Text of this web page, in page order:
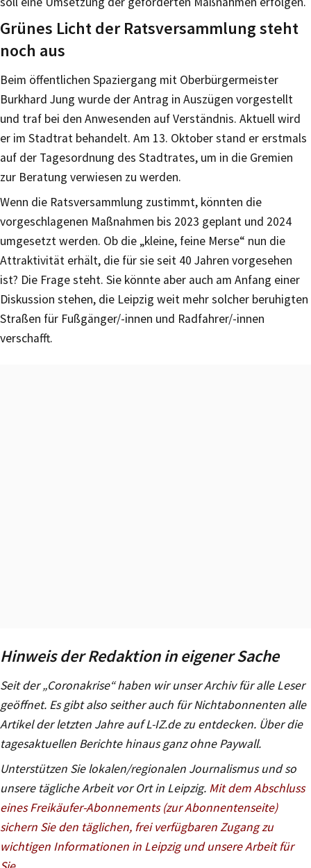
Grünes Licht der Ratsversammlung steht
noch aus
Beim öffentlichen Spaziergang mit Oberbürgermeister
Burkhard Jung wurde der Antrag in Auszügen vorgestellt
und traf bei den Anwesenden auf Verständnis. Aktuell wird
er im Stadtrat behandelt. Am 13. Oktober stand er erstmals
auf der Tagesordnung des Stadtrates, um in die Gremien
zur Beratung verwiesen zu werden.
Wenn die Ratsversammlung zustimmt, könnten die
vorgeschlagenen Maßnahmen bis 2023 geplant und 2024
umgesetzt werden. Ob die „kleine, feine Merse“ nun die
Attraktivität erhält, die für sie seit 40 Jahren vorgesehen
ist? Die Frage steht. Sie könnte aber auch am Anfang einer
Diskussion stehen, die Leipzig weit mehr solcher beruhigten
Straßen für Fußgänger/-innen und Radfahrer/-innen
verschafft.
Hinweis der Redaktion in eigener Sache
Seit der „Coronakrise“ haben wir unser Archiv für alle Leser
geöffnet. Es gibt also seither auch für Nichtabonnenten alle
Artikel der letzten Jahre auf L-IZ.de zu entdecken. Über die
tagesaktuellen Berichte hinaus ganz ohne Paywall.
Unterstützen Sie lokalen/regionalen Journalismus und so
unsere tägliche Arbeit vor Ort in Leipzig. Mit dem Abschluss
eines Freikäufer-Abonnements (zur Abonnentenseite)
sichern Sie den täglichen, frei verfügbaren Zugang zu
wichtigen Informationen in Leipzig und unsere Arbeit für